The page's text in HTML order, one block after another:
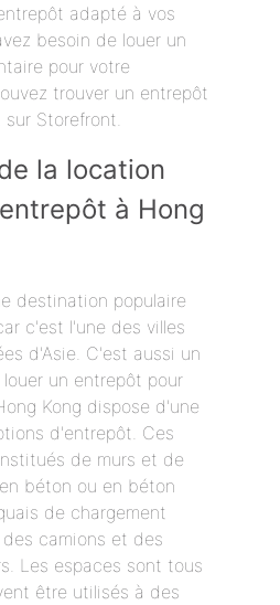
adapté à vos
besoin de louer un
pour votre
trouver un entrepôt
Storefront.
la location
à Hong
destination populaire
c'est l'une des villes
d'Asie. C'est aussi un
un entrepôt pour
Kong dispose d'une
d'entrepôt. Ces
de murs et de
béton ou en béton
de chargement
camions et des
Les espaces sont tous
être utilisés à des